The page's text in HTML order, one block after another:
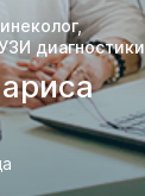
диагностики